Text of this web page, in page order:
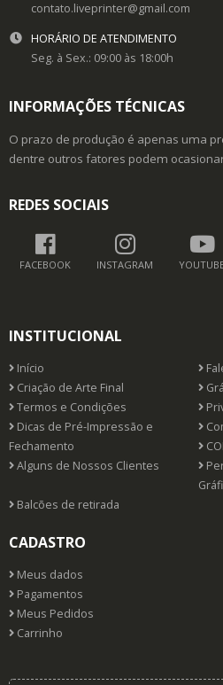
contato.liveprinter@gmail.com
HORÁRIO DE ATENDIMENTO
Seg. à Sex.: 09:00 às 18:00h
INFORMAÇÕES TÉCNICAS
O prazo de produção é apenas uma
dentre outros fatores podem
REDES SOCIAIS
FACEBOOK INSTAGRAM
INSTITUCIONAL
Início
Criação de Arte Final
Termos e Condições
Dicas de Pré-Impressão e
Fechamento
Alguns de Nossos Clientes
Balcões de retirada
CADASTRO
Meus dados
Pagamentos
Meus Pedidos
Carrinho